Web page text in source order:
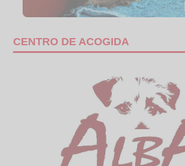
CENTRO DE ACOGIDA